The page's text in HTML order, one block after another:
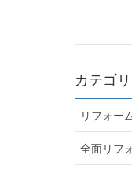
カテゴ
リフォー
全面リフ